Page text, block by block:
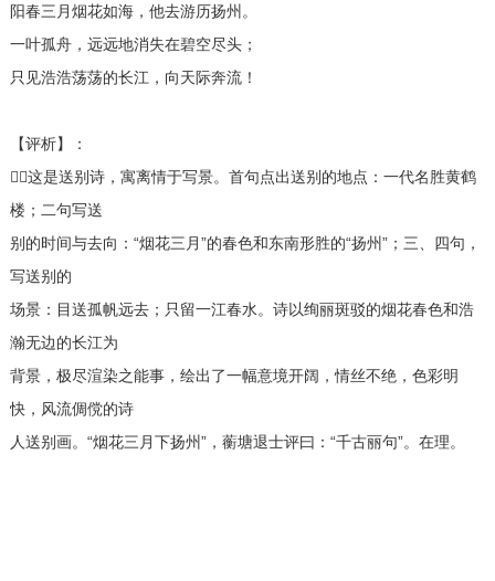
阳春三月烟花如海，他去游历扬州。
一叶孤舟，远远地消失在碧空尽头；
只见浩浩荡荡的长江，向天际奔流！
【评析】：
这是送别诗，寓离情于写景。首句点出送别的地点：一代名胜黄鹤
楼；二句写送
别的时间与去向：“烟花三月”的春色和东南形胜的“扬州”；三、四句，
写送别的
场景：目送孤帆远去；只留一江春水。诗以绚丽斑驳的烟花春色和浩
瀚无边的长江为
背景，极尽渲染之能事，绘出了一幅意境开阔，情丝不绝，色彩明
快，风流倜傥的诗
人送别画。“烟花三月下扬州”，蘅塘退士评曰：“千古丽句”。在理。